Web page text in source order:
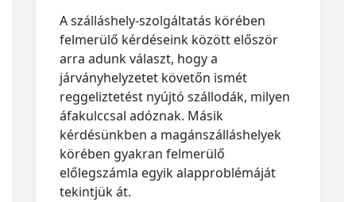
A szálláshely-szolgáltatás körében
felmerülő kérdéseink között először
arra adunk választ, hogy a
járványhelyzetet követőn ismét
reggeliztetést nyújtó szállodák, milyen
áfakulccsal adóznak. Másik
kérdésünkben a magánszálláshelyek
körében gyakran felmerülő
előlegszámla egyik alapproblémáját
tekintjük át.